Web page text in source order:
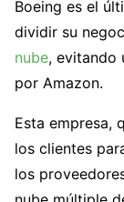
Boeing es el
dividir su
nube, evitando
por Amazon.
Esta empresa,
los clientes
los